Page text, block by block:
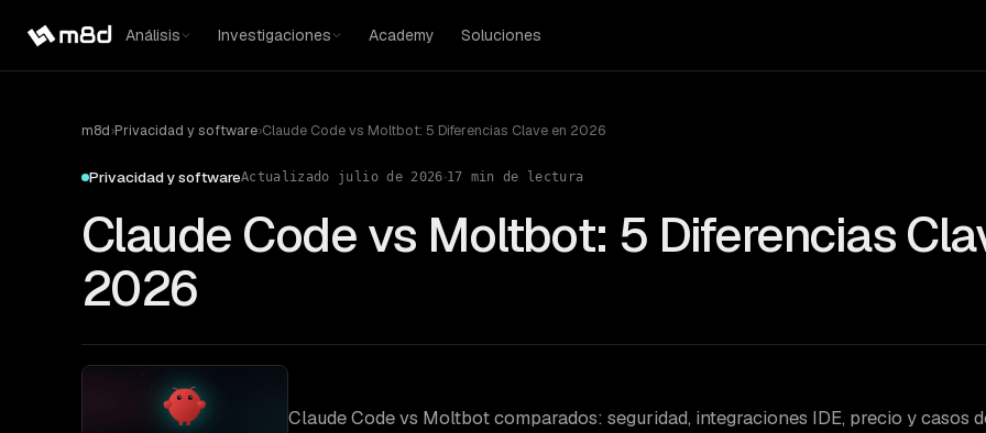
Análisis Investigaciones Academy Soluciones
m8d›Privacidad y software›Claude Code vs Moltbot: 5 Diferencias Clave en 2026
Privacidad y softwareActualizado julio de 2026·17 min de lectura
Claude Code vs Moltbot: 5 Diferencias
2026
Claude Code vs Moltbot comparados: seguridad, integraciones IDE, precio y casos